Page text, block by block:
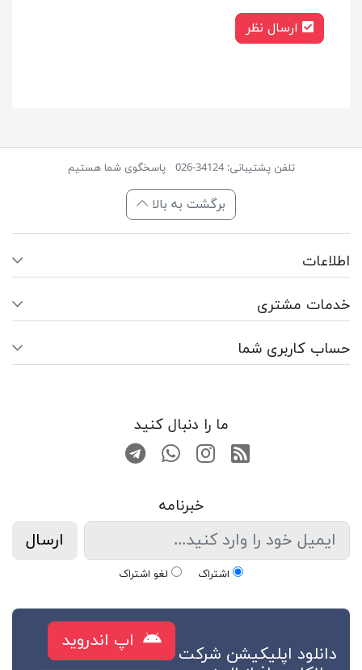
ارسال نظر
تلفن پشتیبانی: 34124-026 پاسخگوی شما هستیم
برگشت به بالا
اطلاعات
خدمات مشتری
حساب کاربری شما
ما را دنبال کنید
RSS صفحه اینستاگرام
تماس با واتس اپ
کانال تلگرام
خبرنامه
ارسال
اشتراک لغو اشتراک
دانلود اپلیکیشن شرکت
اپ اندروید